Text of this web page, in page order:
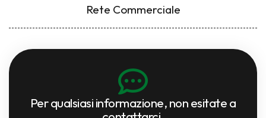
Rete Commerciale
Per qualsiasi informazione, non esitate a